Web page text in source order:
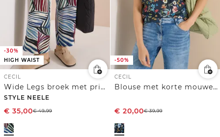
-30%
HIGH WAIST
CECIL
Wide Legs broek met print en riemdetail
STYLE NEELE
€ 35,00€49,99
-50%
CECIL
Blouse met korte mouwen, structuurmix en print
€ 20,00€39,99